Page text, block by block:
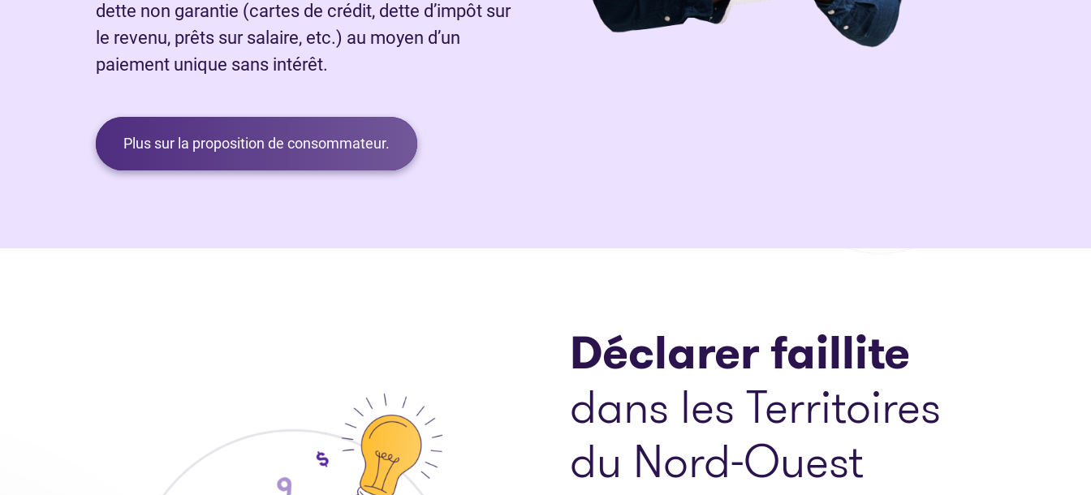
dette non garantie (cartes de crédit, dette d’impôt sur
le revenu, prêts sur salaire, etc.) au moyen d’un
paiement unique sans intérêt.
Plus sur la proposition de consommateur.
Déclarer faillite
dans les Territoires
du Nord-Ouest